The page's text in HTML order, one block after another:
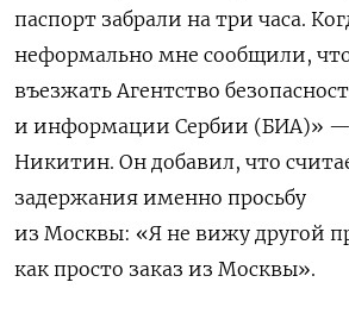
паспорт забрали на три часа.
неформально мне сообщили,
въезжать Агентство
и информации Сербии (БИА)» —
Никитин. Он добавил, что
задержания именно просьбу
из Москвы: «Я не вижу другой
как просто заказ из Москвы».